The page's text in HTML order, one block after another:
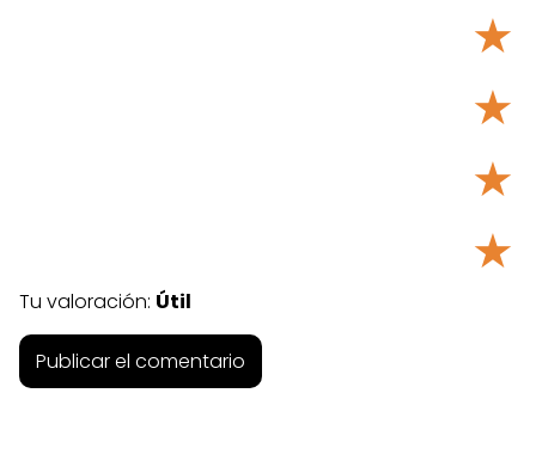
★
★
★
★
Tu valoración: Útil